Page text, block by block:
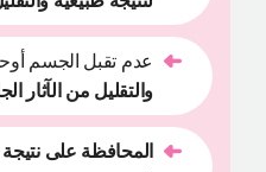
عدم تقبل الجسم
والتقليل من الآثار
المحافظة على